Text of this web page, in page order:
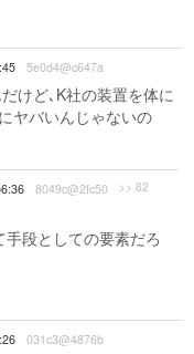
5e0d4@c647a
けど､K社の装置を体に
ヤバいんじゃないの
8049c@2fc50 >> 82
段としての要素だろ
031c3@4876b